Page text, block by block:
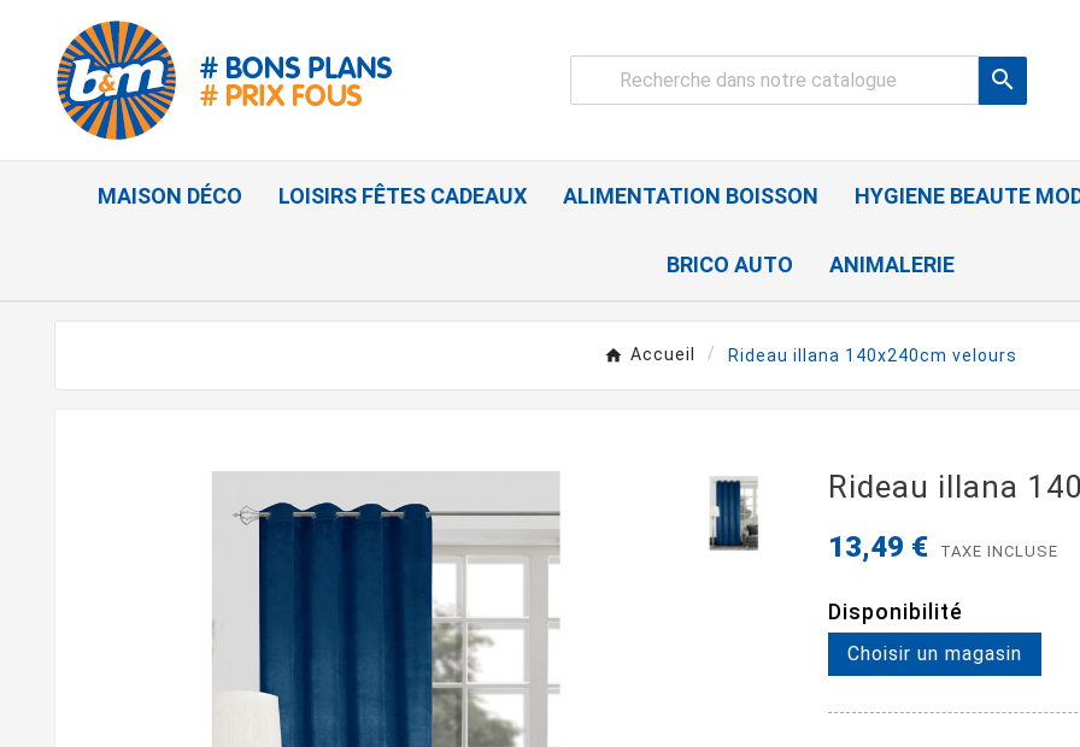

MAISON DÉCO LOISIRS FÊTES CADEAUX ALIMENTATION BOISSON HYGIENE BEAUTE
BRICO AUTO ANIMALERIE
Accueil Rideau illana 140x240cm velours
Rideau illana
13,49 € TAXE INCLUSE
Disponibilité
Choisir un magasin